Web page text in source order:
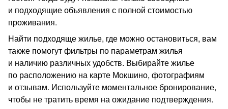
и подходящие объявления с полной стоимостью
проживания.
Найти подходяще жилье, где можно остановиться, вам
также помогут фильтры по параметрам жилья
и наличию различных удобств. Выбирайте жилье
по расположению на карте Мокшино, фотографиям
и отзывам. Используйте моментальное бронирование,
чтобы не тратить время на ожидание подтверждения.